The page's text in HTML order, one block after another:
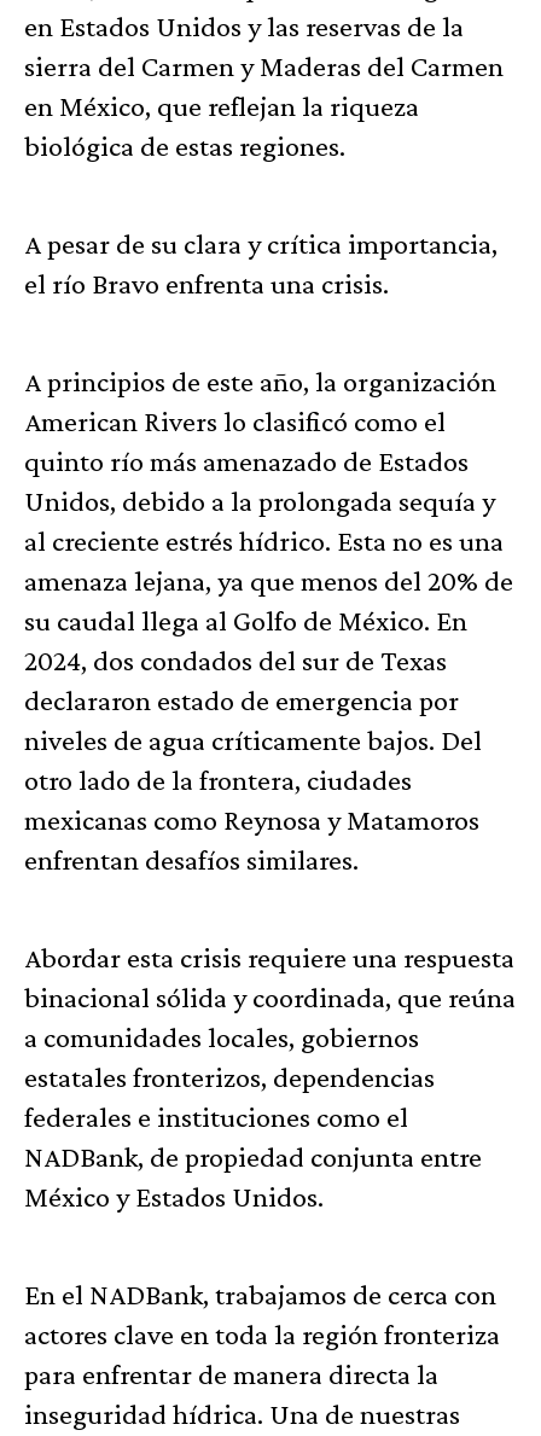
en Estados Unidos y las reservas de la
sierra del Carmen y Maderas del Carmen
en México, que reflejan la riqueza
biológica de estas regiones.
A pesar de su clara y crítica importancia,
el río Bravo enfrenta una crisis.
A principios de este año, la organización
American Rivers lo clasificó como el
quinto río más amenazado de Estados
Unidos, debido a la prolongada sequía y
al creciente estrés hídrico. Esta no es una
amenaza lejana, ya que menos del 20% de
su caudal llega al Golfo de México. En
2024, dos condados del sur de Texas
declararon estado de emergencia por
niveles de agua críticamente bajos. Del
otro lado de la frontera, ciudades
mexicanas como Reynosa y Matamoros
enfrentan desafíos similares.
Abordar esta crisis requiere una respuesta
binacional sólida y coordinada, que reúna
a comunidades locales, gobiernos
estatales fronterizos, dependencias
federales e instituciones como el
NADBank, de propiedad conjunta entre
México y Estados Unidos.
En el NADBank, trabajamos de cerca con
actores clave en toda la región fronteriza
para enfrentar de manera directa la
inseguridad hídrica. Una de nuestras